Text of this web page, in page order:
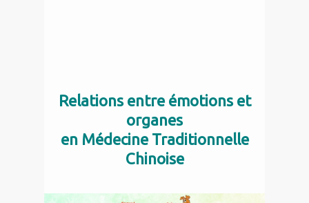
Relations entre émotions et
organes
en Médecine Traditionnelle
Chinoise